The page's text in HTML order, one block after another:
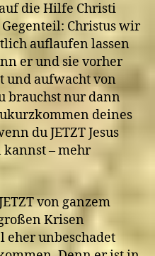
die Hilfe Christi
Christus wir
auflaufen lassen
er und sie vorher
und aufwacht von
brauchst nur dann
deines
du JETZT Jesus
kannst – mehr
von ganzem
Krisen
eher unbeschadet